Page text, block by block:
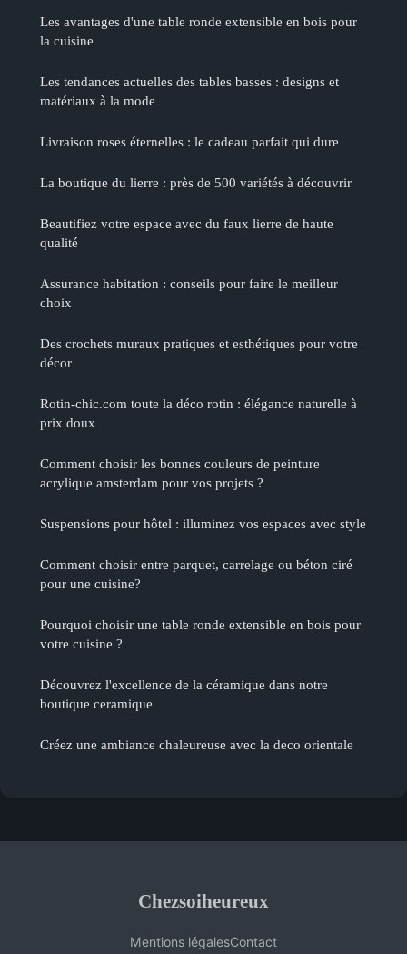
Les avantages d'une table ronde extensible en bois pour
la cuisine
Les tendances actuelles des tables basses : designs et
matériaux à la mode
Livraison roses éternelles : le cadeau parfait qui dure
La boutique du lierre : près de 500 variétés à découvrir
Beautifiez votre espace avec du faux lierre de haute
qualité
Assurance habitation : conseils pour faire le meilleur
choix
Des crochets muraux pratiques et esthétiques pour votre
décor
Rotin-chic.com toute la déco rotin : élégance naturelle à
prix doux
Comment choisir les bonnes couleurs de peinture
acrylique amsterdam pour vos projets ?
Suspensions pour hôtel : illuminez vos espaces avec style
Comment choisir entre parquet, carrelage ou béton ciré
pour une cuisine?
Pourquoi choisir une table ronde extensible en bois pour
votre cuisine ?
Découvrez l'excellence de la céramique dans notre
boutique ceramique
Créez une ambiance chaleureuse avec la deco orientale
Chezsoiheureux
Mentions légalesContact